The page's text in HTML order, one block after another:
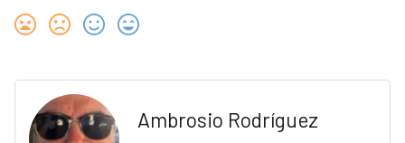
Ambrosio Rodríguez